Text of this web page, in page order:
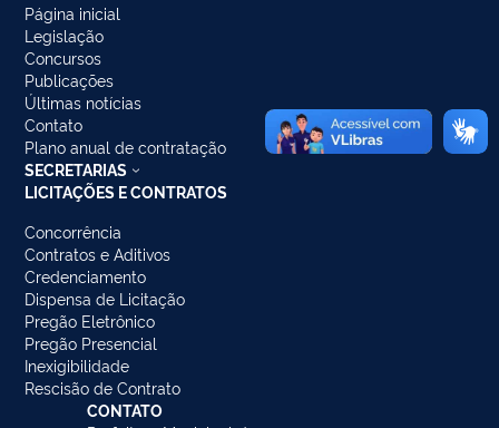
Página inicial
Legislação
Concursos
Publicações
Últimas notícias
Contato
Plano anual de contratação
SECRETARIAS
LICITAÇÕES E CONTRATOS
Concorrência
Contratos e Aditivos
Credenciamento
Dispensa de Licitação
Pregão Eletrônico
Pregão Presencial
Inexigibilidade
Rescisão de Contrato
CONTATO